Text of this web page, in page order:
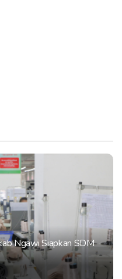
Ngawi Siapkan SDM